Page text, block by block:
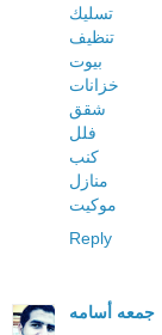
تسليك
تنظيف
بيوت
خزانات
شقق
فلل
كنب
منازل
موكيت
Reply
جمعه أسامه